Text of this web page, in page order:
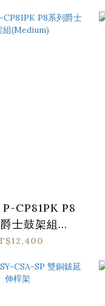
CP81PK P8
士鼓架組